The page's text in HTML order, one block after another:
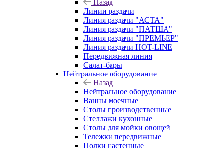
Назад
Линии раздачи
Линия раздачи "АСТА"
Линия раздачи "ПАТША"
Линия раздачи "ПРЕМЬЕР"
Линия раздачи HOT-LINE
Передвижная линия
Салат-бары
Нейтральное оборудование
Назад
Нейтральное оборудование
Ванны моечные
Столы производственные
Стеллажи кухонные
Столы для мойки овощей
Тележки передвижные
Полки настенные